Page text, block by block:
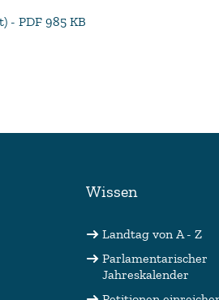
- PDF 985 KB
Wissen
Landtag von A - Z
Parlamentarischer
Jahreskalender